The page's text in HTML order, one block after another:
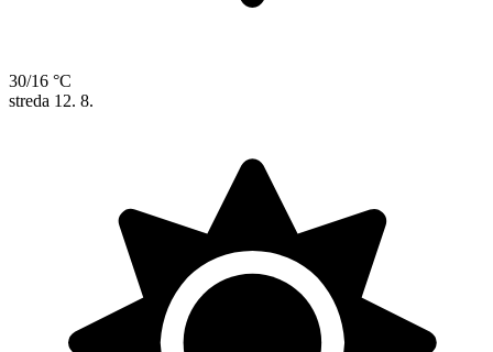
30/16 °C
streda 12. 8.